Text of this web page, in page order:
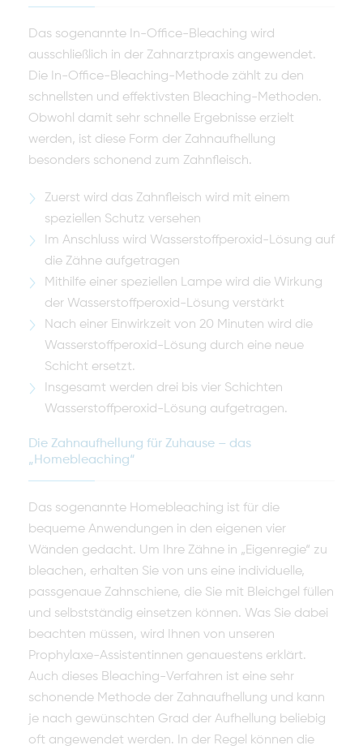
Das sogenannte In-Office-Bleaching wird
ausschließlich in der Zahnarztpraxis angewendet.
Die In-Office-Bleaching-Methode zählt zu den
schnellsten und effektivsten Bleaching-Methoden.
Obwohl damit sehr schnelle Ergebnisse erzielt
werden, ist diese Form der Zahnaufhellung
besonders schonend zum Zahnfleisch.
Zuerst wird das Zahnfleisch wird mit einem
speziellen Schutz versehen
Im Anschluss wird Wasserstoffperoxid-Lösung auf
die Zähne aufgetragen
Mithilfe einer speziellen Lampe wird die Wirkung
der Wasserstoffperoxid-Lösung verstärkt
Nach einer Einwirkzeit von 20 Minuten wird die
Wasserstoffperoxid-Lösung durch eine neue
Schicht ersetzt.
Insgesamt werden drei bis vier Schichten
Wasserstoffperoxid-Lösung aufgetragen.
Die Zahnaufhellung für Zuhause – das
„Homebleaching“
Das sogenannte Homebleaching ist für die
bequeme Anwendungen in den eigenen vier
Wänden gedacht. Um Ihre Zähne in „Eigenregie“ zu
bleachen, erhalten Sie von uns eine individuelle,
passgenaue Zahnschiene, die Sie mit Bleichgel füllen
und selbstständig einsetzen können. Was Sie dabei
beachten müssen, wird Ihnen von unseren
Prophylaxe-Assistentinnen genauestens erklärt.
Auch dieses Bleaching-Verfahren ist eine sehr
schonende Methode der Zahnaufhellung und kann
je nach gewünschten Grad der Aufhellung beliebig
oft angewendet werden. In der Regel können die